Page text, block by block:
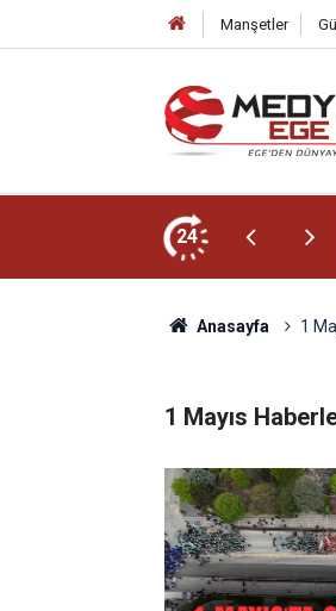
Manşetler
24
Anasayfa 1
1 Mayıs